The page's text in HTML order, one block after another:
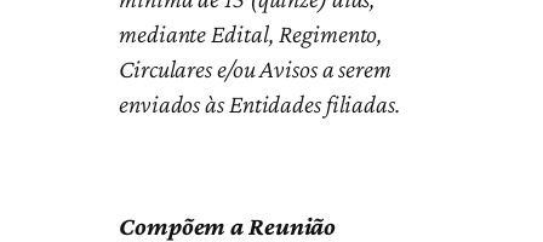
mediante Edital, Regimento,
Circulares e/ou Avisos a serem
enviados às Entidades filiadas.
Compõem a Reunião